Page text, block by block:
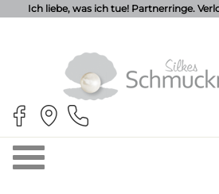
Ich liebe, was ich tue! Partnerringe.